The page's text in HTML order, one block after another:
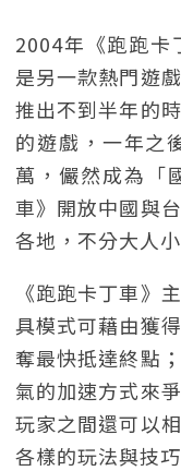
2004年《跑跑卡
是另一款熱門遊
推出不到半年的
的遊戲，一年之
萬，儼然成為「
車》開放中國與
各地，不分大人
《跑跑卡丁車》
具模式可藉由獲
奪最快抵達終點
氣的加速方式來
玩家之間還可以
各樣的玩法與技